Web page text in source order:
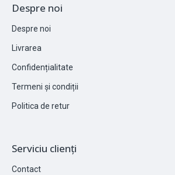
Despre noi
Despre noi
Livrarea
Confidențialitate
Termeni și condiții
Politica de retur
Serviciu clienți
Contact